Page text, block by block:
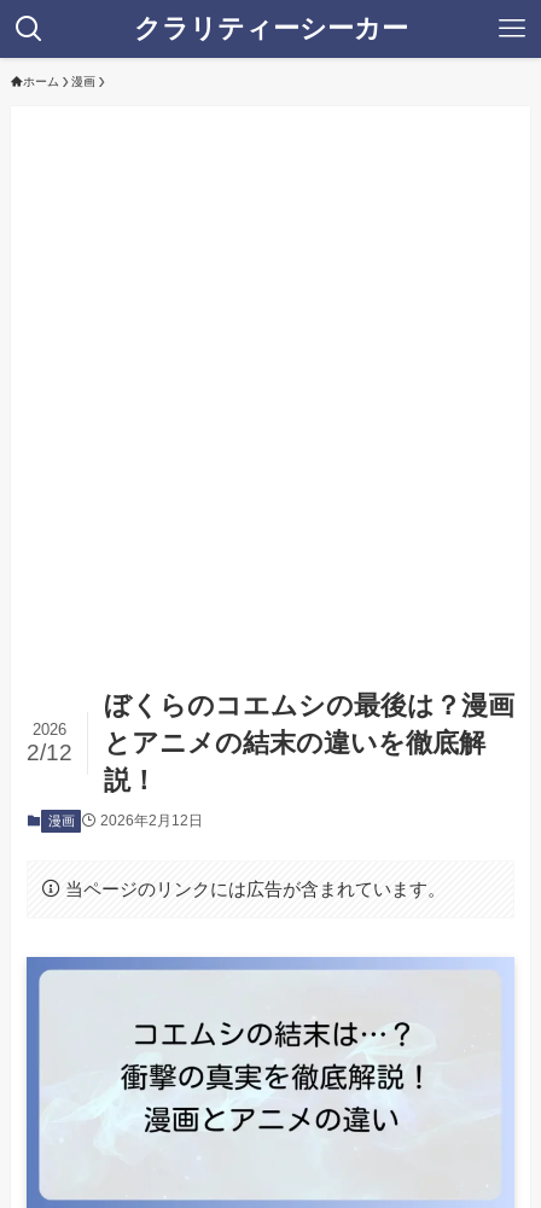
クラリティーシーカー
ホーム 漫画
ぼくらのコエムシの最後は？漫画
とアニメの結末の違いを徹底解
説！
2026
2/12
漫画 2026年2月12日
当ページのリンクには広告が含まれています。